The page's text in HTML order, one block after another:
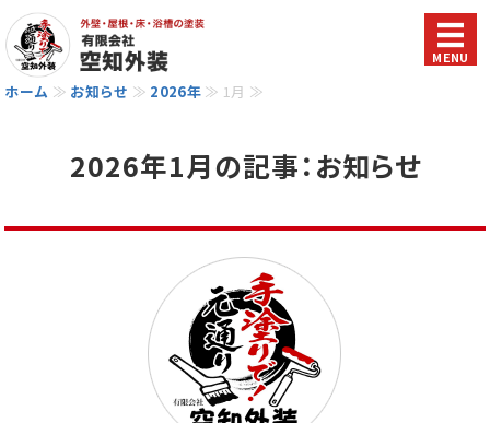
MENU
ホーム
選ばれる理由
ホーム ≫ お知らせ ≫ 2026年≫ 1月 ≫
2026年1月の記事：お知らせ